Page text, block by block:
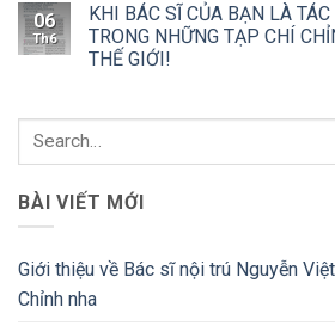
06
Th6
KHI BÁC SĨ CỦA BẠN LÀ
TRONG NHỮNG TẠP CHÍ
THẾ GIỚI!
BÀI VIẾT MỚI
Giới thiệu về Bác sĩ nội trú Nguyễn
Chỉnh nha